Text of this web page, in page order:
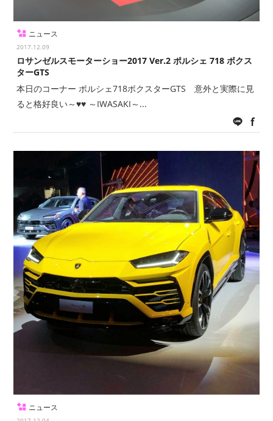
ニュース
2017.12.09
ロサンゼルスモーターショー2017 Ver.2 ポルシェ 718 ボクス
ターGTS
本日のコーナー ポルシェ718ボクスターGTS 意外と実際に見
ると格好良い～♥♥ ～IWASAKI～...
LINE
ニュース